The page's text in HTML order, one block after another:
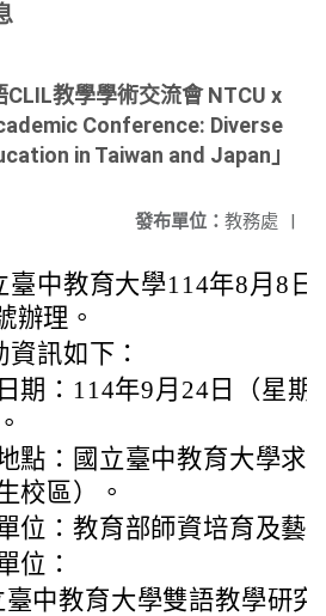
CLIL教學學術交流會 NTCU x
Conference: Diverse
in Taiwan and Japan」
發布單位： 教務處 |
臺中教育大學114年8月8
辦理。
資訊如下：
期：114年9月24日（星期
點：國立臺中教育大學求
校區）。
位：教育部師資培育及藝
位：
臺中教育大學雙語教學研